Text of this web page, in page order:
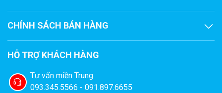
CHÍNH SÁCH BÁN HÀNG
HỖ TRỢ KHÁCH HÀNG
Tư vấn miền Trung
093.345.5566 - 091.897.6655